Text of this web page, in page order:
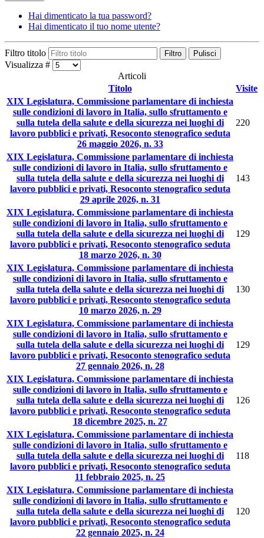
Hai dimenticato la tua password?
Hai dimenticato il tuo nome utente?
Filtro titolo Filtro Pulisci
Visualizza #
Articoli
Titolo
Visite
XIX Legislatura, Commissione parlamentare di inchiesta
sulle condizioni di lavoro in Italia, sullo sfruttamento e
sulla tutela della salute e della sicurezza nei luoghi di
lavoro pubblici e privati, Resoconto stenografico seduta
26 maggio 2026, n. 33
220
XIX Legislatura, Commissione parlamentare di inchiesta
sulle condizioni di lavoro in Italia, sullo sfruttamento e
sulla tutela della salute e della sicurezza nei luoghi di
lavoro pubblici e privati, Resoconto stenografico seduta
29 aprile 2026, n. 31
143
XIX Legislatura, Commissione parlamentare di inchiesta
sulle condizioni di lavoro in Italia, sullo sfruttamento e
sulla tutela della salute e della sicurezza nei luoghi di
lavoro pubblici e privati, Resoconto stenografico seduta
18 marzo 2026, n. 30
129
XIX Legislatura, Commissione parlamentare di inchiesta
sulle condizioni di lavoro in Italia, sullo sfruttamento e
sulla tutela della salute e della sicurezza nei luoghi di
lavoro pubblici e privati, Resoconto stenografico seduta
10 marzo 2026, n. 29
130
XIX Legislatura, Commissione parlamentare di inchiesta
sulle condizioni di lavoro in Italia, sullo sfruttamento e
sulla tutela della salute e della sicurezza nei luoghi di
lavoro pubblici e privati, Resoconto stenografico seduta
27 gennaio 2026, n. 28
129
XIX Legislatura, Commissione parlamentare di inchiesta
sulle condizioni di lavoro in Italia, sullo sfruttamento e
sulla tutela della salute e della sicurezza nei luoghi di
lavoro pubblici e privati, Resoconto stenografico seduta
18 dicembre 2025, n. 27
126
XIX Legislatura, Commissione parlamentare di inchiesta
sulle condizioni di lavoro in Italia, sullo sfruttamento e
sulla tutela della salute e della sicurezza nei luoghi di
lavoro pubblici e privati, Resoconto stenografico seduta
11 febbraio 2025, n. 25
118
XIX Legislatura, Commissione parlamentare di inchiesta
sulle condizioni di lavoro in Italia, sullo sfruttamento e
sulla tutela della salute e della sicurezza nei luoghi di
lavoro pubblici e privati, Resoconto stenografico seduta
22 gennaio 2025, n. 24
120